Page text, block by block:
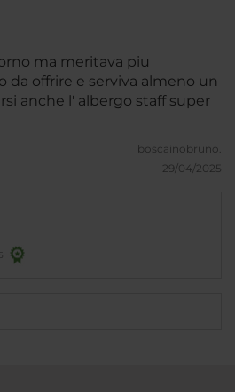
ma meritava piu
da offrire e serviva almeno un
altro giorno per godersi anche l' albergo staff super
boscainobruno.
29/04/2025